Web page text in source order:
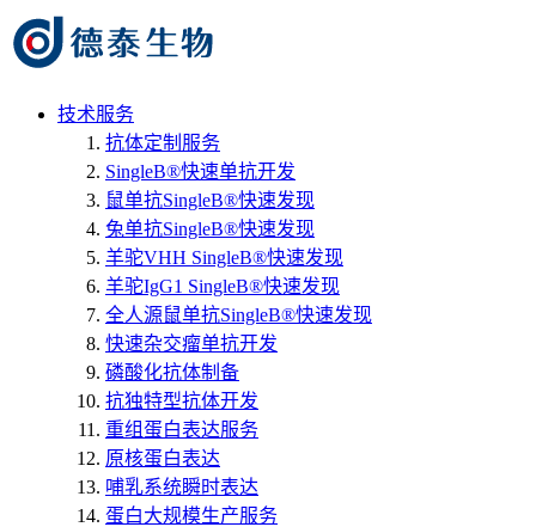
技术服务
抗体定制服务
SingleB®快速单抗开发
鼠单抗SingleB®快速发现
兔单抗SingleB®快速发现
羊驼VHH SingleB®快速发现
羊驼IgG1 SingleB®快速发现
全人源鼠单抗SingleB®快速发现
快速杂交瘤单抗开发
磷酸化抗体制备
抗独特型抗体开发
重组蛋白表达服务
原核蛋白表达
哺乳系统瞬时表达
蛋白大规模生产服务